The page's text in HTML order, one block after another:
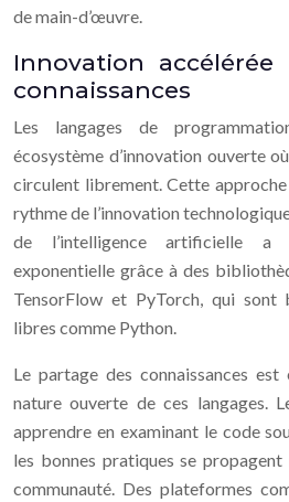
de main-d’œuvre.
Innovation
connaissances
Les langages de
écosystème d’innovation ouverte
circulent librement. Cette
rythme de l’innovation
de l’intelligence artificielle a
exponentielle grâce à des
TensorFlow et PyTorch, qui sont
libres comme Python.
Le partage des connaissances
nature ouverte de ces langages.
apprendre en examinant le code
les bonnes pratiques se
communauté. Des plateformes